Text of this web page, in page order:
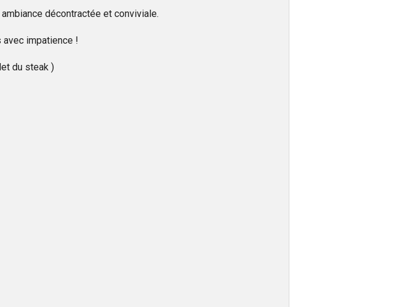
décontractée et conviviale.
impatience !
du steak )